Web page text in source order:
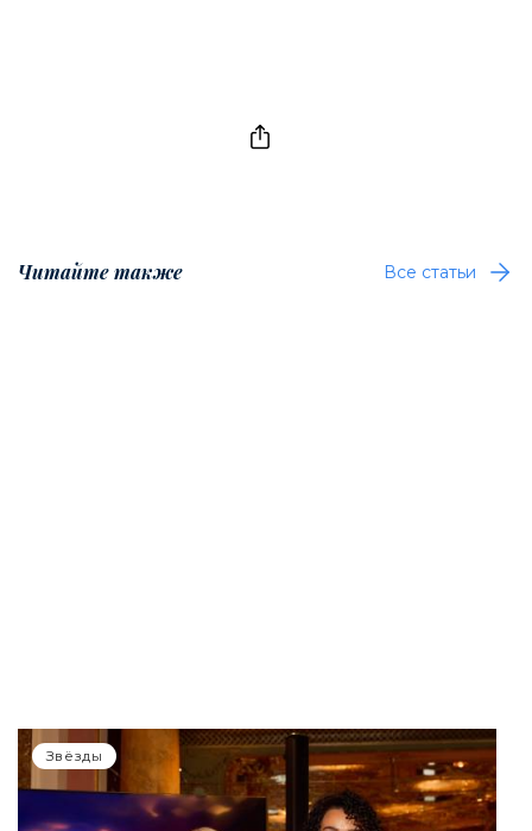
Читайте также Все статьи
Звёзды